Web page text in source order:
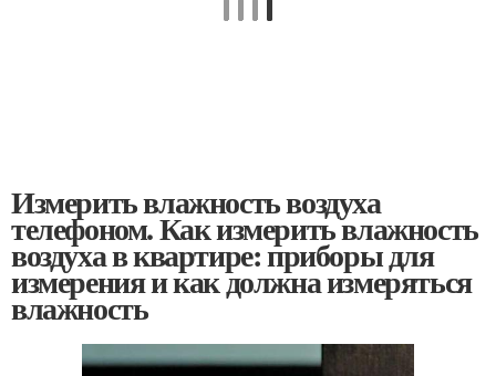
Измерить влажность воздуха
телефоном. Как измерить влажность
воздуха в квартире: приборы для
измерения и как должна измеряться
влажность